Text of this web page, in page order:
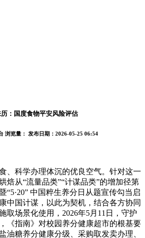
：国度食物平安风险评估
浏览量： 发布日期：2026-05-25 06:54
科学办理体沉的优良空气。针对这一
焙从“流量品类”“计谋品类”的增加径第
“5·20” 中国粹生养分日从题宣传勾当启
中国计谋，以此为契机，结合各方协同
取场景化使用，2026年5月11日，守护
《指南》对校园养分健康超市的根基要
油糖养分健康分级、采购取发卖办理、